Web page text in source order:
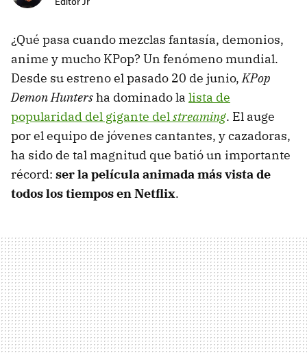
¿Qué pasa cuando mezclas fantasía, demonios,
anime y mucho KPop? Un fenómeno mundial.
Desde su estreno el pasado 20 de junio,KPop
Demon Huntersha dominado la lista de
popularidad del gigante delstreaming. El auge
por el equipo de jóvenes cantantes, y cazadoras,
ha sido de tal magnitud que batió un importante
récord: ser la película animada más vista de
todos los tiempos en Netflix.